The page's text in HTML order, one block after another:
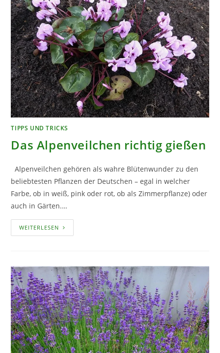
TIPPS UND TRICKS
Das Alpenveilchen richtig gießen
Alpenveilchen gehören als wahre Blütenwunder zu den
beliebtesten Pflanzen der Deutschen – egal in welcher
Farbe, ob in weiß, pink oder rot, ob als Zimmerpflanze) oder
auch in Gärten.…
WEITERLESEN DAS
ALPENVEILCHEN